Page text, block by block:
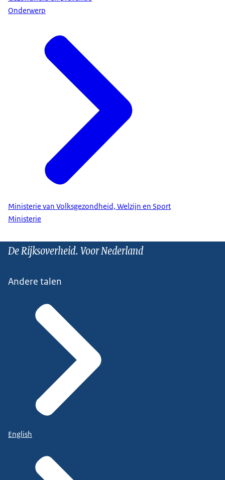
Onderwerp
Ministerie van Volksgezondheid, Welzijn en Sport
Ministerie
De Rijksoverheid. Voor Nederland
Andere talen
English